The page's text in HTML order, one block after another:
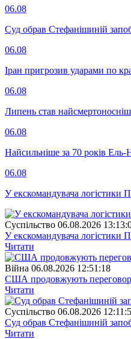
06.08
Суд обрав Стефанішиній
06.08
Іран пригрозив ударами по
06.08
Липень став
06.08
Найсильніше за 70 років Ель-
06.08
У екскомандувача логістики
Суспiльство 06.08.2026
У екскомандувача логістики
Читати
Війна 06.08.2026 12:51:18
США продовжують
Читати
Суспiльство 06.08.2026
Суд обрав Стефанішиній
Читати